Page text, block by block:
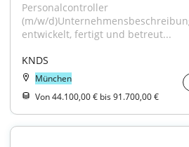
Personalcontroller
(m/w/
entwickelt, fertigt und betreut...
KNDS
München
Von 44.100,00 € bis 91.700,00 €